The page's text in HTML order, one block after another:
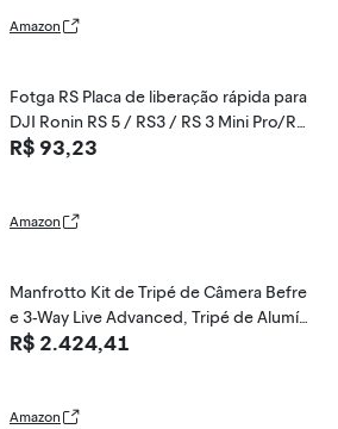
Amazon
Fotga RS Placa de liberação rápida para
DJI Ronin RS 5 / RS3 / RS 3 Mini Pro/RS
2 / RSC 2 / RS 4 / RS 4 / RS 4 Pro/RS 4
R$ 93,23
Amazon
Manfrotto Kit de Tripé de Câmera Befre
e 3-Way Live Advanced, Tripé de Alumín
io para Viagem, Trava de Alavanca com
e Transporte (MKBFRLA4BK-3WUS)
R$ 2.424,41
Amazon